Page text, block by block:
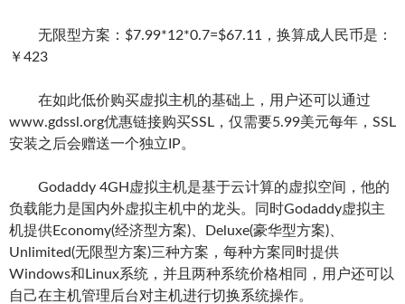
无限型方案：$7.99*12*0.7=$67.11，换算成人民币是：
￥423
在如此低价购买虚拟主机的基础上，用户还可以通过
www.gdssl.org优惠链接购买SSL，仅需要5.99美元每年，SSL
安装之后会赠送一个独立IP。
Godaddy 4GH虚拟主机是基于云计算的虚拟空间，他的
负载能力是国内外虚拟主机中的龙头。同时Godaddy虚拟主
机提供Economy(经济型方案)、Deluxe(豪华型方案)、
Unlimited(无限型方案)三种方案，每种方案同时提供
Windows和Linux系统，并且两种系统价格相同，用户还可以
自己在主机管理后台对主机进行切换系统操作。